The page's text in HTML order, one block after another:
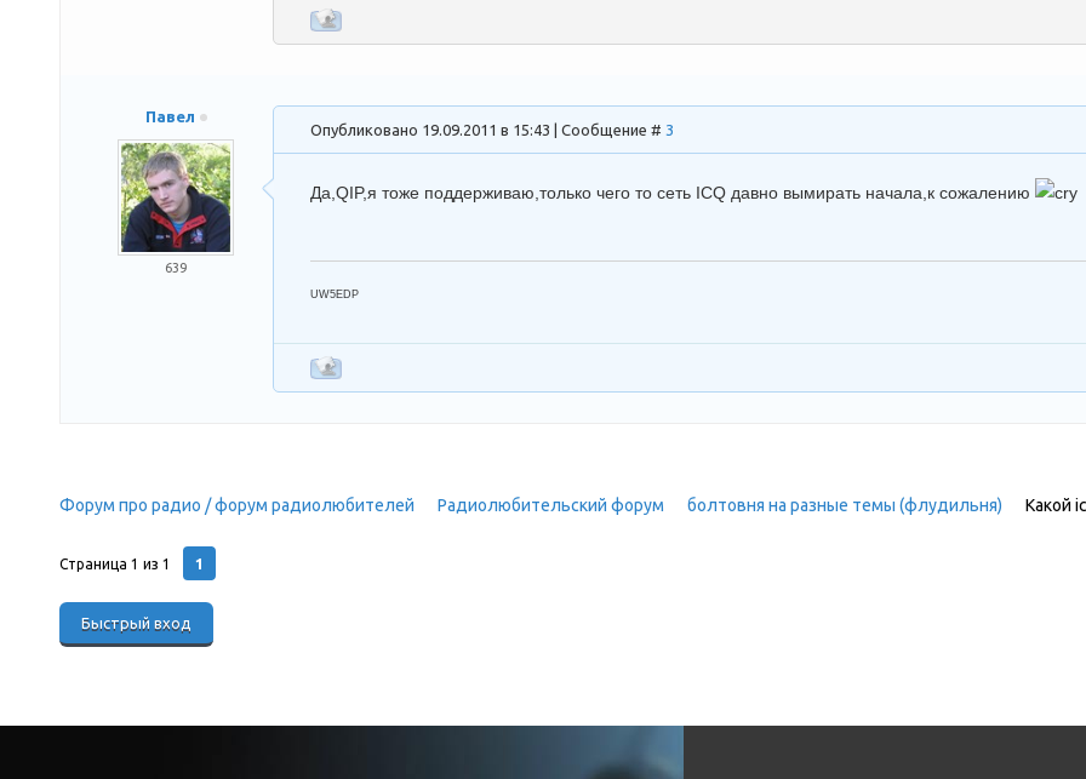
Павел
639
Опубликовано 19.09.2011 в 15:43 | Сообщение # 3
Да,QIP,я тоже поддерживаю,только чего то сеть ICQ давно вымирать начала,к сожалению
UW5EDP
Форум про радио / форум радиолюбителей Радиолюбительский форум болтовня на разные темы (флудильня) Какой
Страница 1 из 1 1